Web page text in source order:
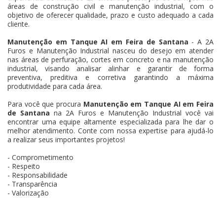
áreas de construção civil e manutenção industrial, com o
objetivo de oferecer qualidade, prazo e custo adequado a cada
cliente.
Manutenção em Tanque AI em Feira de Santana - A 2A
Furos e Manutenção Industrial nasceu do desejo em atender
nas áreas de perfuração, cortes em concreto e na manutenção
industrial, visando analisar alinhar e garantir de forma
preventiva, preditiva e corretiva garantindo a máxima
produtividade para cada área.
Para você que procura Manutenção em Tanque AI em Feira
de Santana na 2A Furos e Manutenção Industrial você vai
encontrar uma equipe altamente especializada para lhe dar o
melhor atendimento. Conte com nossa expertise para ajudá-lo
a realizar seus importantes projetos!
- Comprometimento
- Respeito
- Responsabilidade
- Transparência
- Valorização